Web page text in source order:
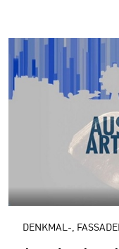
DENKMAL-,